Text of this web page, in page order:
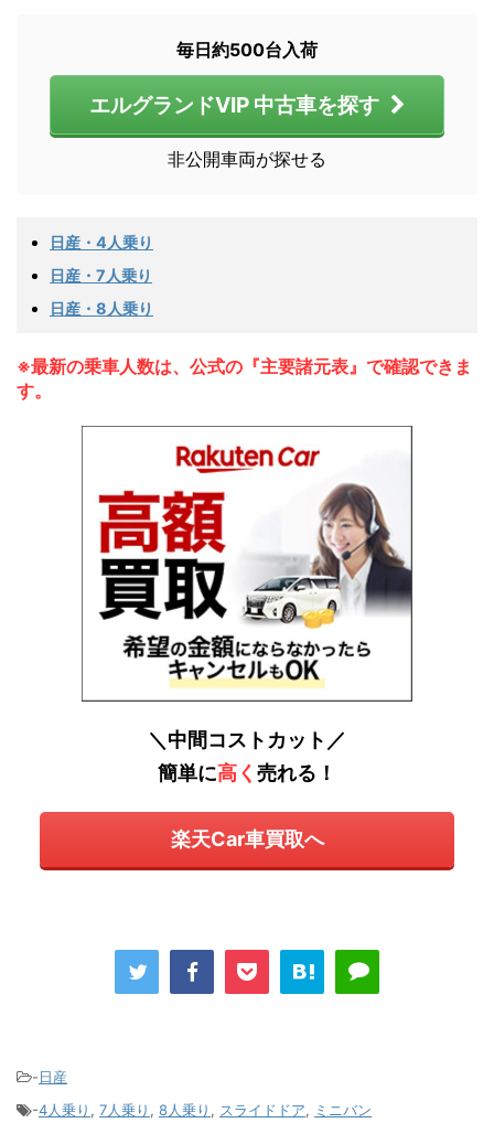
毎日約500台入荷
エルグランドVIP 中古車を探す
非公開車両が探せる
日産・4人乗り
日産・7人乗り
日産・8人乗り
※最新の乗車人数は、公式の『主要諸元表』で確認できま
す。
＼中間コストカット／
簡単に高く 売れる！
楽天Car車買取へ
-日産
-4人乗り , 7人乗り , 8人乗り , スライドドア, ミニバン